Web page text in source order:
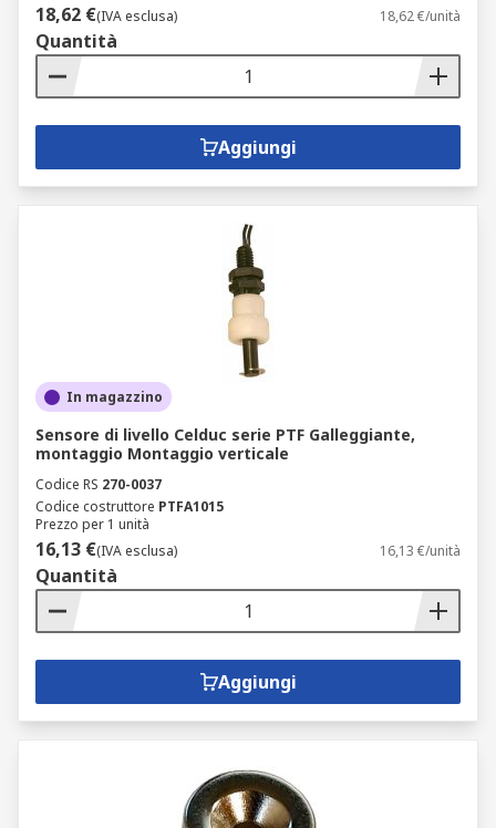
18,62 €(IVA esclusa) 18,62 €/unità
Quantità
Aggiungi
In magazzino
Sensore di livello Celduc serie PTF Galleggiante,
montaggio Montaggio verticale
Codice RS 270-0037
Codice costruttore PTFA1015
Prezzo per 1 unità
16,13 €(IVA esclusa) 16,13 €/unità
Quantità
Aggiungi